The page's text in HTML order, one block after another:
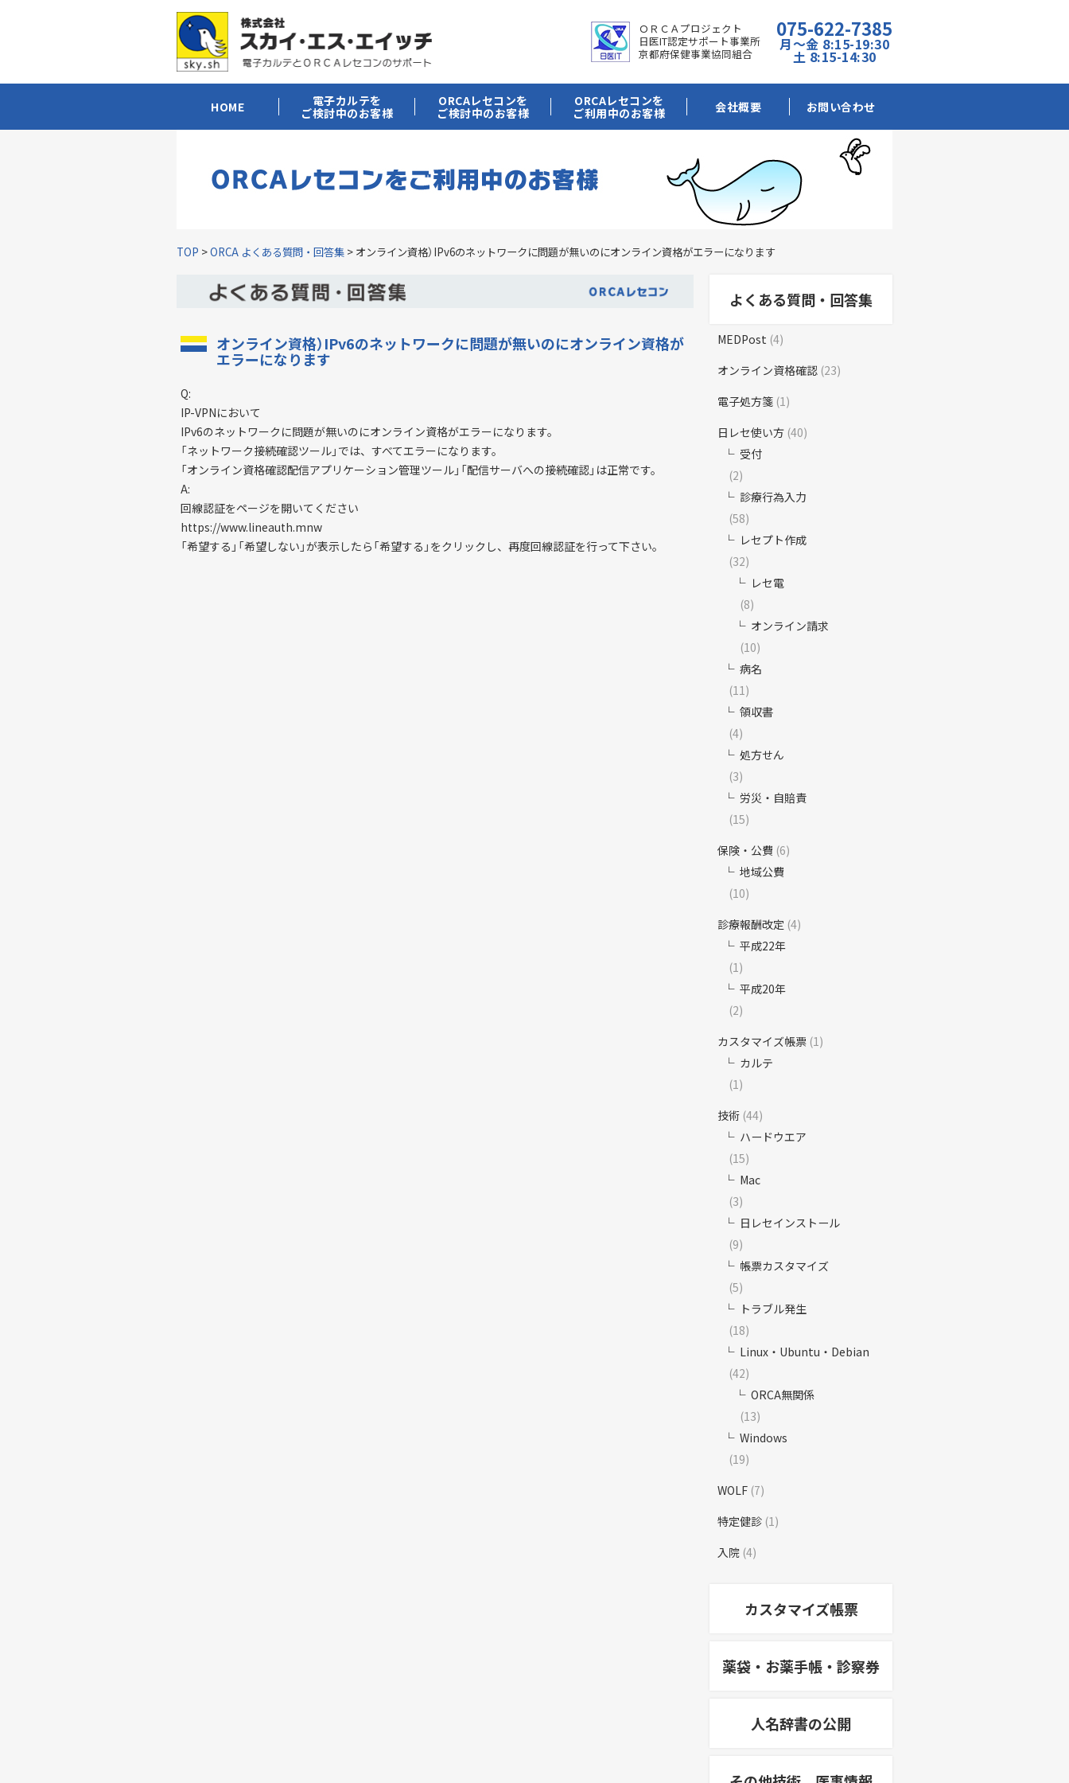
ＯＲＣＡプロジェクト
日医IT認定サポート事業所
京都府保健事業協同組合
075-622-7385
月～金 8:15-19:30
土 8:15-14:30
HOME
電子カルテを
ご検討中のお客様
ORCAレセコンを
ご検討中のお客様
ORCAレセコンを
ご利用中のお客様
会社概要 お問い合わせ
TOP >ORCA よくある質問・回答集 > オンライン資格）IPv6のネットワークに問題が無いのにオンライン資格がエラーになります
オンライン資格）IPv6のネットワークに問題が無いのにオンライン資格が
エラーになります
Q:
IP-VPNにおいて
IPv6のネットワークに問題が無いのにオンライン資格がエラーになります。
「ネットワーク接続確認ツール」では、すべてエラーになります。
「オンライン資格確認配信アプリケーション管理ツール」「配信サーバへの接続確認」は正常です。
A:
回線認証をページを開いてください
https://www.lineauth.mnw
「希望する」「希望しない」が表示したら「希望する」をクリックし、再度回線認証を行って下さい。
よくある質問・回答集
MEDPost (4)
オンライン資格確認 (23)
電子処方箋 (1)
日レセ使い方 (40)
受付
(2)
診療行為入力
(58)
レセプト作成
(32)
レセ電
(8)
オンライン請求
(10)
病名
(11)
領収書
(4)
処方せん
(3)
労災・自賠責
(15)
保険・公費 (6)
地域公費
(10)
診療報酬改定 (4)
平成22年
(1)
平成20年
(2)
カスタマイズ帳票 (1)
カルテ
(1)
技術 (44)
ハードウエア
(15)
Mac
(3)
日レセインストール
(9)
帳票カスタマイズ
(5)
トラブル発生
(18)
Linux・Ubuntu・Debian
(42)
ORCA無関係
(13)
Windows
(19)
WOLF (7)
特定健診 (1)
入院 (4)
カスタマイズ帳票
薬袋・お薬手帳・診察券
人名辞書の公開